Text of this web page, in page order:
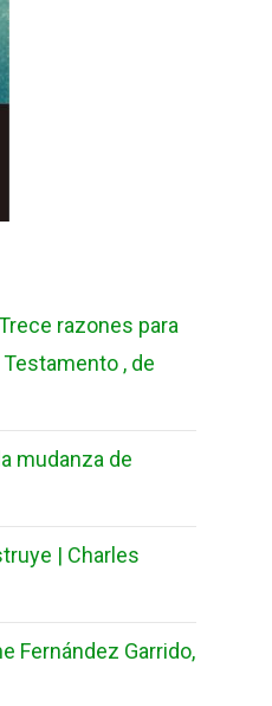
razones para
, de
mudanza de
| Charles
Fernández Garrido,